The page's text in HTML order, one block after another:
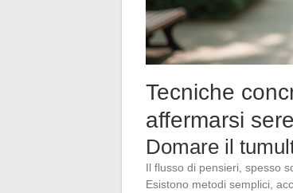
Tecniche
affermarsi
Domare il
Il flusso di pensieri, spesso
Esistono metodi semplici,